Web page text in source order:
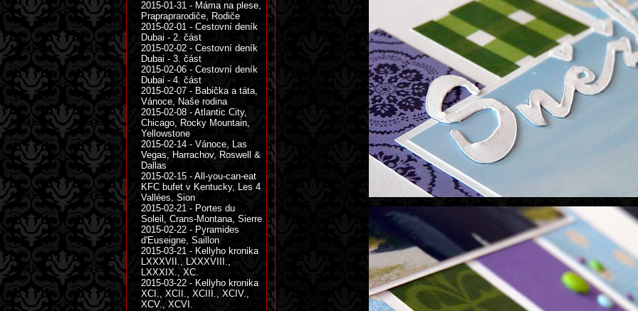
2015-01-31 - Máma na plese,
Prapraprarodiče, Rodiče
2015-02-01 - Cestovní deník
Dubai - 2. část
2015-02-02 - Cestovní deník
Dubai - 3. část
2015-02-06 - Cestovní deník
Dubai - 4. část
2015-02-07 - Babička a táta,
Vánoce, Naše rodina
2015-02-08 - Atlantic City,
Chicago, Rocky Mountain,
Yellowstone
2015-02-14 - Vánoce, Las
Vegas, Harrachov, Roswell &
Dallas
2015-02-15 - All-you-can-eat
KFC bufet v Kentucky, Les 4
Vallées, Sion
2015-02-21 - Portes du
Soleil, Crans-Montana, Sierre
2015-02-22 - Pyramides
d'Euseigne, Saillon
2015-03-21 - Kellyho kronika
LXXXVII., LXXXVIII.,
LXXXIX., XC.
2015-03-22 - Kellyho kronika
XCI., XCII., XCIII., XCIV.,
XCV., XCVI.